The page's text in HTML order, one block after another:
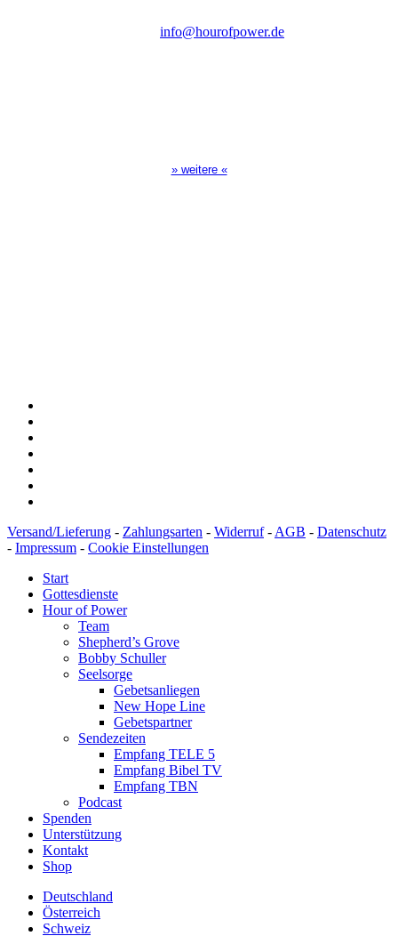
info@hourofpower.de
» weitere «
Versand/Lieferung - Zahlungsarten - Widerruf- AGB - Datenschutz
- Impressum - Cookie Einstellungen
Start
Gottesdienste
Hour of Power
Team
Shepherd’s Grove
Bobby Schuller
Seelsorge
Gebetsanliegen
New Hope Line
Gebetspartner
Sendezeiten
Empfang TELE 5
Empfang Bibel TV
Empfang TBN
Podcast
Spenden
Unterstützung
Kontakt
Shop
Deutschland
Österreich
Schweiz